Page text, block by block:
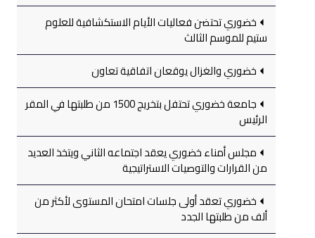
خضوري تحتضن فعاليات الأيام الاستكشافية للعلوم
ستيم للموسم الثالث
خضوري والغزال يوقعان اتفاقية تعاون
جامعة خضوري تحتفل بتخريج 1500 من طلبتها في المقر
الرئيس
مجلس أمناء خضوري يعقد اجتماعه الثاني ويتخذ العديد
من القرارات والتوصيات الاستراتيجية
خضوري تعقد أولى جلسات امتحان المستوى لأكثر من
ألف من طلبتها الجدد